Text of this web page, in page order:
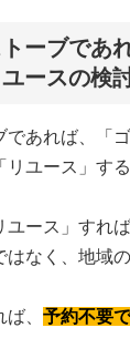
ーブであ
ースの検
であれば、「
リユース」す
ユース」すれ
はなく、地域
、 予約不要